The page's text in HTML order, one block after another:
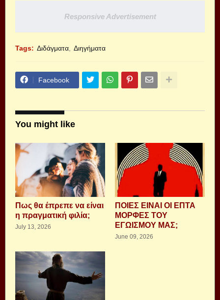
Responsive Advertisement
Tags: Διδάγματα Διηγήματα
Facebook
You might like
Πως θα έπρεπε να είναι
η πραγματική φιλία;
July 13, 2026
ΠΟΙΕΣ ΕΙΝΑΙ ΟΙ ΕΠΤΑ
ΜΟΡΦΕΣ ΤΟΥ
ΕΓΩΙΣΜΟΥ ΜΑΣ;
June 09, 2026